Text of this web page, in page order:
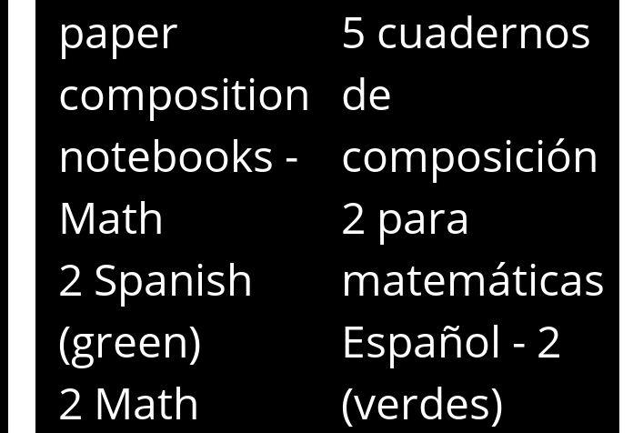
paper
composition
notebooks -
Math
2 Spanish
(green)
2 Math
5 cuadernos
de
composición
2 para
matemáticas
Español - 2
(verdes)